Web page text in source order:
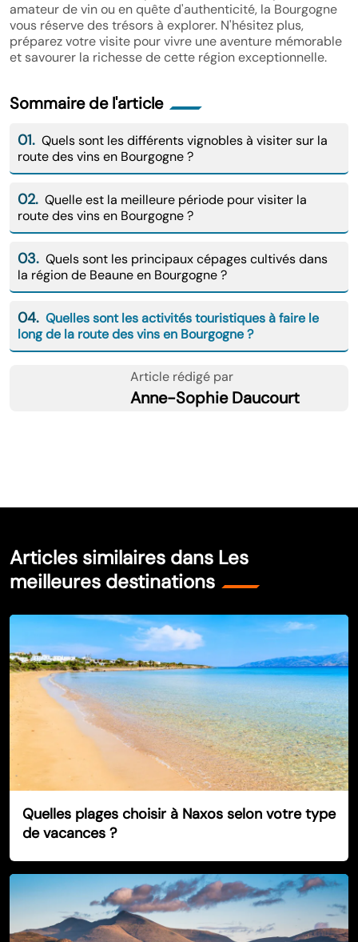
amateur de vin ou en quête d'authenticité, la Bourgogne
vous réserve des trésors à explorer. N'hésitez plus,
préparez votre visite pour vivre une aventure mémorable
et savourer la richesse de cette région exceptionnelle.
Sommaire de l'article
01. Quels sont les différents vignobles à visiter sur la
route des vins en Bourgogne ?
02. Quelle est la meilleure période pour visiter la
route des vins en Bourgogne ?
03. Quels sont les principaux cépages cultivés dans
la région de Beaune en Bourgogne ?
04. Quelles sont les activités touristiques à faire le
long de la route des vins en Bourgogne ?
Article rédigé par
Anne-Sophie Daucourt
Articles similaires dans Les
meilleures destinations
Quelles plages choisir à Naxos selon votre type
de vacances ?